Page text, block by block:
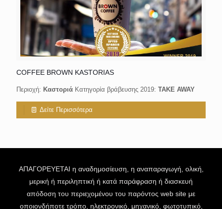
COFFEE BROWN KASTORIAS
Περιοχή: Καστοριά Κατηγορία βράβευσης 2019: ΤΑΚΕ AWAY
Δείτε Περισσότερα
ΑΠΑΓΟΡΕΥΕΤΑΙ η αναδημοσίευση, η αναπαραγωγή, ολική,
μερική ή περιληπτική ή κατά παράφραση ή διασκευή
απόδοση του περιεχομένου του παρόντος web site με
οποιονδήποτε τρόπο, ηλεκτρονικό, μηχανικό, φωτοτυπικό,